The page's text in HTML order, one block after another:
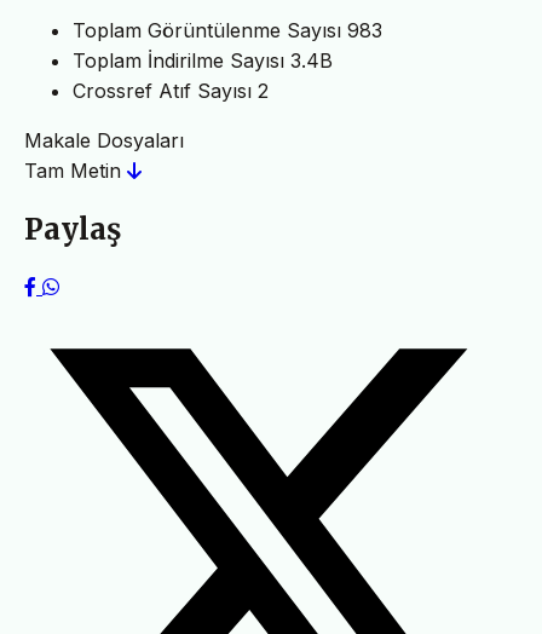
Toplam Görüntülenme Sayısı 983
Toplam İndirilme Sayısı 3.4B
Crossref Atıf Sayısı 2
Makale Dosyaları
Tam Metin
Paylaş